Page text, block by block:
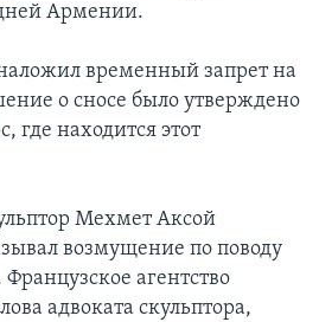
Армении.
временный запрет на
о сносе было утверждено
где находится этот
Мехмет Аксой
возмущение по поводу
агентство
адвоката скульптора,